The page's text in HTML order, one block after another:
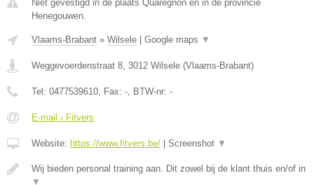
Niet gevestigd in de plaats Quaregnon en in de provincie
Henegouwen.
Vlaams-Brabant » Wilsele | Google maps ▼
Weggevoerdenstraat 8 3012 Wilsele (Vlaams-Brabant)
Tel: 0477539610 , Fax: - , BTW-nr: -
E-mail › Fitvers
Website: https://www.fitvers.be/ | Screenshot ▼
Wij bieden personal training aan. Dit zowel bij de klant thuis en/of in
▼